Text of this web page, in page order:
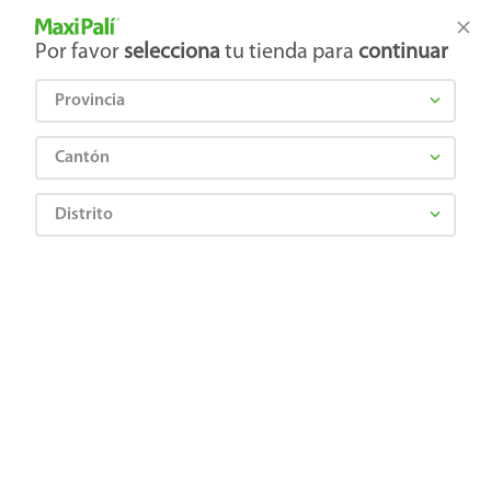
Tienda Maxi Palí
Por favor selecciona tu tienda para continuar
Provincia
Cantón
Distrito